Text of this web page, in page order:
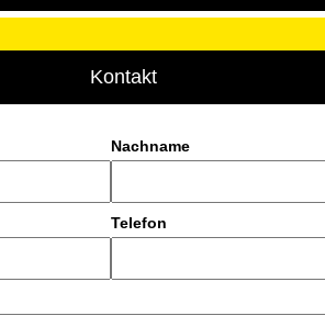
Kontakt
Nachname
Telefon